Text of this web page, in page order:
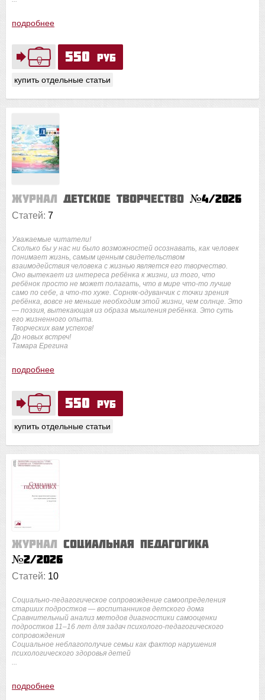
550 руб
купить отдельные статьи
подробнее
550 руб
купить отдельные статьи
Журнал Детское творчество №4/2026
Статей: 7
Уважаемые читатели!
Сколько бы у нас ни было возможностей осознавать, как человек
понимает жизнь, самым ценным свидетельством
взаимодействия человека с жизнью является его творчество.
Оно вытекает из интереса ребёнка к жизни, из того, что
ребёнок просто не может полагать, что в мире что-то лучше
само по себе, а что-то хуже. Сорняк-одуванчик с точки зрения
ребёнка, вовсе не меньше необходим этой жизни, чем солнце. Это
— поэзия, вытекающая из образа мышления ребёнка. Это суть
его жизненного опыта.
Творческих вам успехов!
До новых встреч!
Тамара Ерегина
подробнее
Журнал Социальная педагогика
№2/2026
Статей: 10
Социально-педагогическое сопровождение самоопределения
старших подростков — воспитанников детского дома
Сравнительный анализ методов диагностики самооценки
подростков 11–16 лет для задач психолого-педагогического
сопровождения
Социальное неблагополучие семьи как фактор нарушения
психологического здоровья детей
подробнее